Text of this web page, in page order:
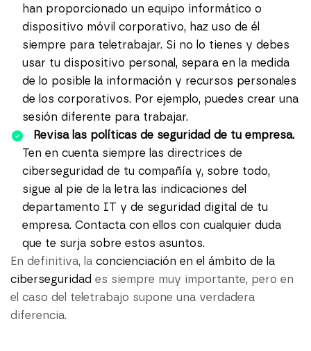
han proporcionado un equipo informático o
dispositivo móvil corporativo, haz uso de él
siempre para teletrabajar. Si no lo tienes y debes
usar tu dispositivo personal, separa en la medida
de lo posible la información y recursos personales
de los corporativos. Por ejemplo, puedes crear una
sesión diferente para trabajar.
Revisa las políticas de seguridad de tu empresa.
Ten en cuenta siempre las directrices de
ciberseguridad de tu compañía y, sobre todo,
sigue al pie de la letra las indicaciones del
departamento IT y de seguridad digital de tu
empresa. Contacta con ellos con cualquier duda
que te surja sobre estos asuntos.
En definitiva, la concienciación en el ámbito de la
ciberseguridad es siempre muy importante, pero en
el caso del teletrabajo supone una verdadera
diferencia.